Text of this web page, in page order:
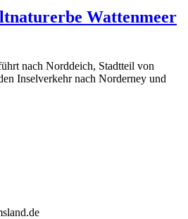
Wattenmeer
nach Norddeich, Stadtteil von
Inselverkehr nach Norderney und